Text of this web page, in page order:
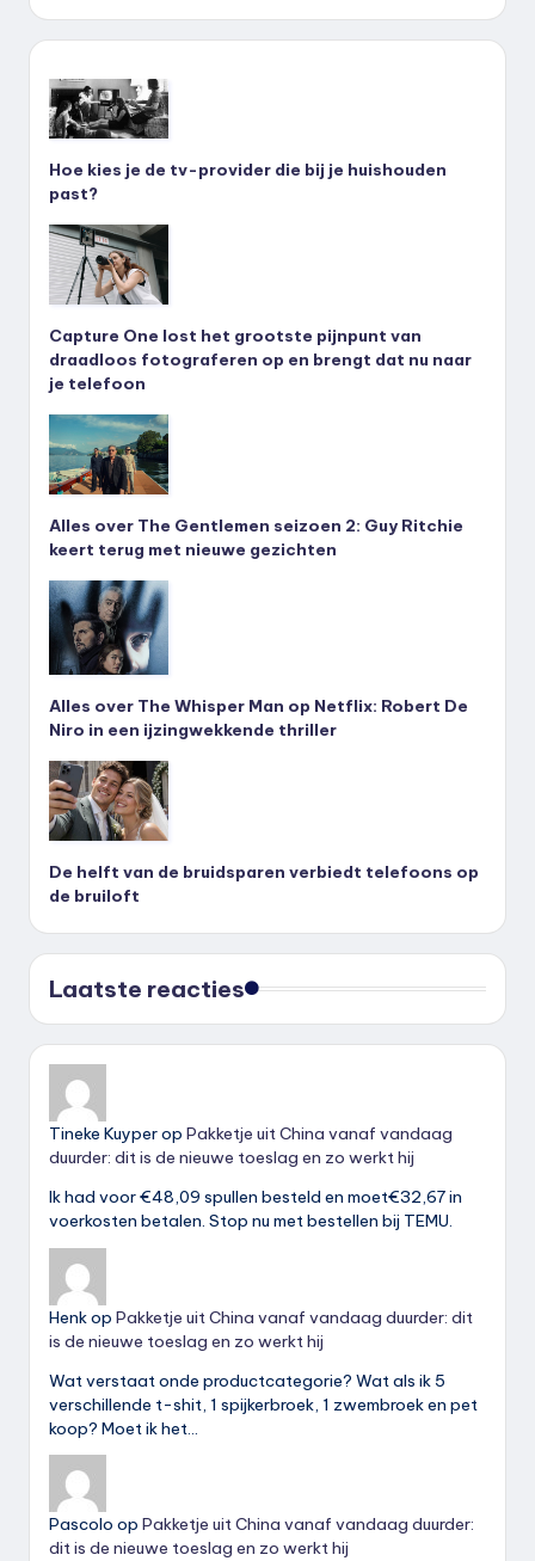
Hoe kies je de tv-provider die bij je huishouden
past?
Capture One lost het grootste pijnpunt van
draadloos fotograferen op en brengt dat nu naar
je telefoon
Alles over The Gentlemen seizoen 2: Guy Ritchie
keert terug met nieuwe gezichten
Alles over The Whisper Man op Netflix: Robert De
Niro in een ijzingwekkende thriller
De helft van de bruidsparen verbiedt telefoons op
de bruiloft
Laatste reacties
Tineke Kuyperop Pakketje uit China vanaf vandaag
duurder: dit is de nieuwe toeslag en zo werkt hij
Ik had voor €48,09 spullen besteld en moet€32,67 in
voerkosten betalen. Stop nu met bestellen bij TEMU.
Henkop Pakketje uit China vanaf vandaag duurder: dit
is de nieuwe toeslag en zo werkt hij
Wat verstaat onde productcategorie? Wat als ik 5
verschillende t-shit, 1 spijkerbroek, 1 zwembroek en pet
koop? Moet ik het…
Pascolo op Pakketje uit China vanaf vandaag duurder:
dit is de nieuwe toeslag en zo werkt hij